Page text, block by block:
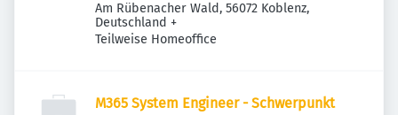
Am Rübenacher Wald, 56072 Koblenz,
Deutschland +
Teilweise Homeoffice
M365 System Engineer - Schwerpunkt